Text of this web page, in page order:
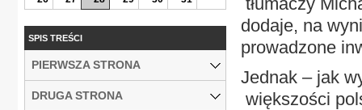
dodaje, na
prowadzone
Jednak – jak
większości
SPIS TREŚCI
PIERWSZA STRONA
DRUGA STRONA